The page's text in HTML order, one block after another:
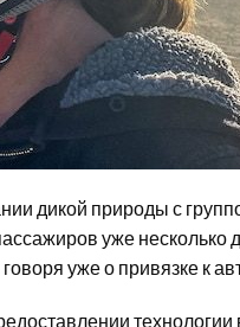
дикой природы с
уже
уже о привязке к